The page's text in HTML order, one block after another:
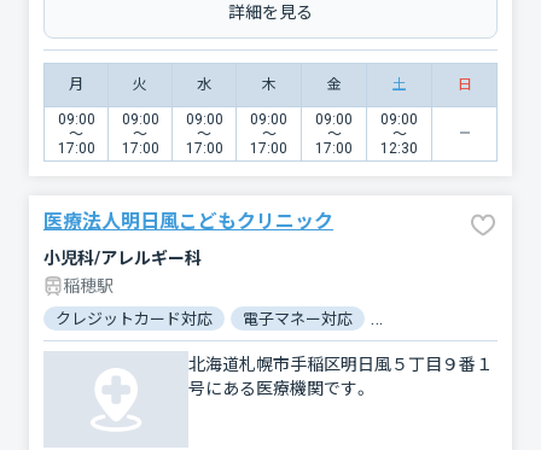
詳細を見る
月 火 水 木 金 土 日
09:00
〜
17:00
09:00
〜
17:00
09:00
〜
17:00
09:00
〜
17:00
09:00
〜
17:00
09:00
〜
12:30
医療法人明日風こどもクリニック
小児科/アレルギー科
稲穂駅
クレジットカード対応 電子マネー対応
北海道札幌市手稲区明日風５丁目９番１
号にある医療機関です。